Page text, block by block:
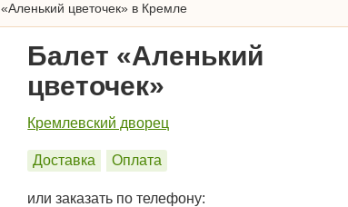
«Аленький цветочек» в Кремле
Балет «Аленький
цветочек»
Кремлевский дворец
Доставка Оплата
или заказать по телефону: